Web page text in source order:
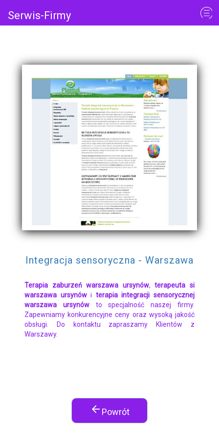
Serwis-Firmy
Integracja sensoryczna - Warszawa
Terapia zaburzeń warszawa ursynów,terapeuta si
warszawa ursynówi terapia integracji sensorycznej
warszawa ursynówto specjalność naszej firmy.
Zapewniamy konkurencyjne ceny oraz wysoką jakość
obsługi. Do kontaktu zapraszamy Klientów z
Warszawy.
arrow_back Powrót